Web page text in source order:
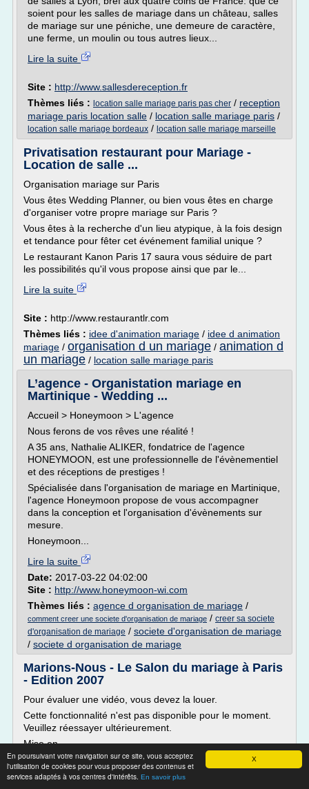
X
En poursuivant votre navigation sur ce site, vous acceptez
l'utilisation de cookies pour vous proposer des contenus et
services adaptés à vos centres d'intérêts. En savoir plus
soient pour les salles de mariage dans un château, salles
de mariage sur une péniche, une demeure de caractère,
une ferme, un moulin ou tous autres lieux...
Lire la suite
Site : http://www.sallesdereception.fr
Thèmes liés : location salle mariage paris pas cher / reception
mariage paris location salle / location salle mariage paris /
location salle mariage bordeaux / location salle mariage marseille
Privatisation restaurant pour Mariage -
Location de salle ...
Organisation mariage sur Paris
Vous êtes Wedding Planner, ou bien vous êtes en charge
d'organiser votre propre mariage sur Paris ?
Vous êtes à la recherche d'un lieu atypique, à la fois design
et tendance pour fêter cet événement familial unique ?
Le restaurant Kanon Paris 17 saura vous séduire de part
les possibilités qu'il vous propose ainsi que par le...
Lire la suite
Site : http://www.restaurantlr.com
Thèmes liés : idee d'animation mariage / idee d animation
mariage / organisation d un mariage / animation d
un mariage / location salle mariage paris
L’agence - Organistation mariage en
Martinique - Wedding ...
Accueil > Honeymoon > L'agence
Nous ferons de vos rêves une réalité !
A 35 ans, Nathalie ALIKER, fondatrice de l'agence
HONEYMOON, est une professionnelle de l'évènementiel
et des réceptions de prestiges !
Spécialisée dans l'organisation de mariage en Martinique,
l'agence Honeymoon propose de vous accompagner
dans la conception et l'organisation d'évènements sur
mesure.
Honeymoon...
Lire la suite
Date: 2017-03-22 04:02:00
Site : http://www.honeymoon-wi.com
Thèmes liés : agence d organisation de mariage /
comment creer une societe d'organisation de mariage / creer sa societe
d'organisation de mariage / societe d'organisation de mariage
/ societe d organisation de mariage
Marions-Nous - Le Salon du mariage à Paris
- Edition 2007
Pour évaluer une vidéo, vous devez la louer.
Cette fonctionnalité n'est pas disponible pour le moment.
Veuillez réessayer ultérieurement.
Mise en...
Lire la suite